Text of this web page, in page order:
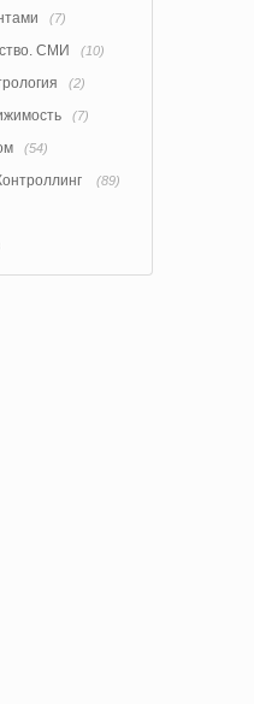
(7)
СМИ (10)
(2)
(7)
(54)
(89)